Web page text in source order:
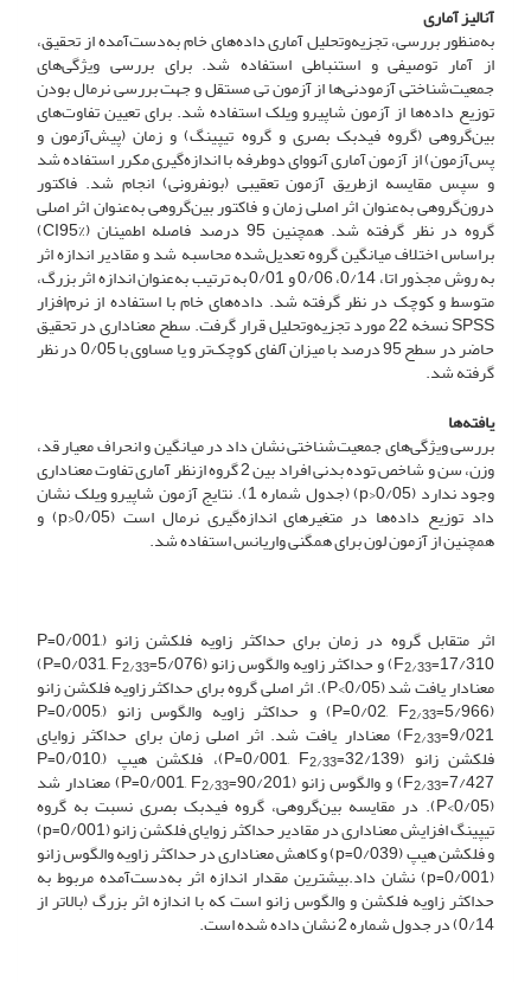
آنالیز آماری
به‌منظور بررسی، تجزیه‌و‌تحلیل آماری داده‌های خام به‌دست‌آمده از تحقیق،
از آمار توصیفی و استنباطی استفاده شد. برای بررسی ویژگی‌های
جمعیت‌شناختی آزمودنی‌ها از آزمون تی مستقل و جهت بررسی نرمال بودن
توزیع داده‌ها از آزمون شاپیرو ویلک استفاده شد. برای تعیین تفاوت‌های
بین‌گروهی (گروه فیدبک بصری و گروه تیپینگ) و زمان (پیش‌آزمون و
پس‌آزمون) از آزمون آماری آنووای دو‌طرفه با اندازه‌گیری مکرر استفاده شد
و سپس مقایسه از‌طریق آزمون تعقیبی (بونفرونی) انجام شد. فاکتور
درون‌گروهی به‌عنوان اثر اصلی زمان و فاکتور بین‌گروهی به‌عنوان اثر اصلی
گروه در نظر گرفته شد. همچنین 95 درصد فاصله اطمینان (CI95%)
بر‌اساس اختلاف میانگین گروه تعدیل‌شده محاسبه شد و مقادیر اندازه اثر
به روش مجذور اتا، 0/14، 0/06 و 0/01 به ترتیب به‌عنوان اندازه اثر بزرگ،
متوسط و کوچک در نظر گرفته شد. داده‌های خام با استفاده از نرم‌افزار
SPSS نسخه 22 مورد تجزیه‌و‌تحلیل قرار گرفت. سطح معناداری در تحقیق
حاضر در سطح 95 درصد با میزان آلفای کوچک‌تر و یا مساوی با 0/05 در نظر
گرفته شد.
یافته‌ها
بررسی ویژگی‌های جمعیت‌شناختی نشان داد در میانگین و انحراف معیار قد،
وزن، سن و شاخص توده بدنی افراد بین 2 گروه از‌نظر آماری تفاوت معناداری
وجود ندارد (0/05<p) (جدول شماره 1). نتایج آزمون شاپیرو ویلک نشان
داد توزیع داده‌ها در متغیرهای اندازه‌گیری نرمال است (0/05<p) و
همچنین از آزمون لون برای همگنی واریانس استفاده شد.
اثر متقابل گروه در زمان برای حداکثر زاویه فلکشن زانو (P=0/001,
F2/33=17/310) و حداکثر زاویه والگوس زانو (P=0/031, F 2/33
=5/076)
معنادار یافت شد (0/05>P). اثر اصلی گروه برای حداکثر زاویه فلکشن زانو
(P=0/02, F
2/33 =5/966) و حداکثر زاویه والگوس زانو (P=0/005,
F2/33 =9/021) معنادار یافت شد. اثر اصلی زمان برای حداکثر زوایای
فلکشن زانو (P=0/001, F 2/33 =32/139)، فلکشن هیپ (P=0/010,
F2/33=7/427) و والگوس زانو (P=0/001, F 2/33 =90/201) معنادار شد
(0/05>P). در مقایسه بین‌گروهی، گروه فیدبک بصری نسبت به گروه
تیپینگ افزایش معناداری در مقادیر حداکثر زوایای فلکشن زانو (0/001=p)
و فلکشن هیپ (0/039=p) و کاهش معناداری در حداکثر زاویه والگوس زانو
(0/001=p) نشان داد.بیشترین مقدار اندازه اثر به‌دست‌آمده مربوط به
حداکثر زاویه فلکشن و والگوس زانو است که با اندازه اثر بزرگ (بالاتر از
0/14) در جدول شماره 2 نشان داده شده است.